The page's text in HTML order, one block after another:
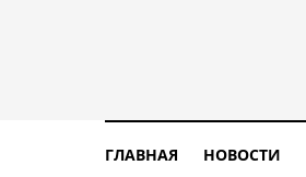
ГЛАВНАЯ НОВОСТИ